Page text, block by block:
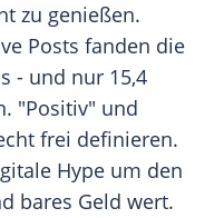
zu genießen.
Posts fanden die
- und nur 15,4
"Positiv" und
frei definieren.
Hype um den
bares Geld wert.